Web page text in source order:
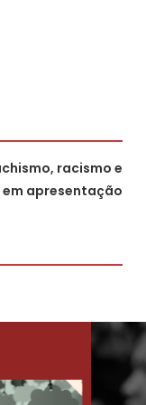
racismo e
apresentação